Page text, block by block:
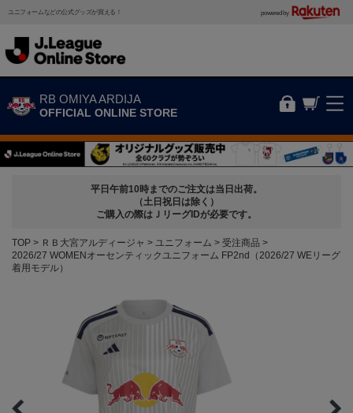
ユニフォームなどの公式グッズが買える！ powered by
RB OMIYA ARDIJA
OFFICIAL ONLINE STORE
平日午前10時までのご注文は当日出荷。
（土日祝日は除く）
ご購入の際はＪリーグIDが必要です。
TOP ＲＢ大宮アルディージャ ユニフォーム
受注商品
2026/27 WOMENオーセンティックユニフォーム FP2nd（2026/27 WEリーグ
着用モデル）